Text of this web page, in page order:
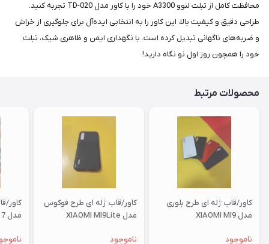
محافظت کامل از تبلت لنوو A3300 خود را با کاور مدل TD-020 تجربه کنید.
طراحی دقیق و کیفیت بالا، این کاور را به انتخابی ایده‌آل برای جلوگیری از خراش
و ضربه‌های ناگهانی تبدیل کرده است. با نگهداری ایمن و ظاهری شیک، تبلت
خود را همچون روز اول نو نگاه دارید!
محصولات مرتبط
کاور/قاب ژله ای طرح بلوری
مدل XIAOMI MI9
ناموجود
کاور/قاب ژله ای طرح فوکوس
مدل XIAOMI MI9Lite
ناموجود
کاور/
مدل XIAOMI RM 7